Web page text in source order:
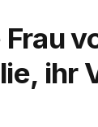
ihr